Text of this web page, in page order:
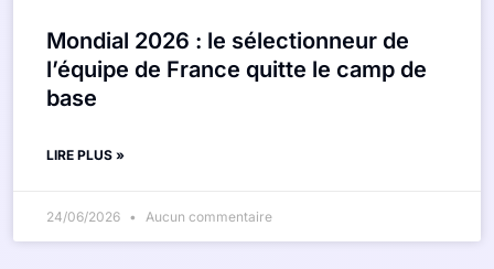
Mondial 2026 : le sélectionneur de
l’équipe de France quitte le camp de
base
LIRE PLUS »
24/06/2026 Aucun commentaire